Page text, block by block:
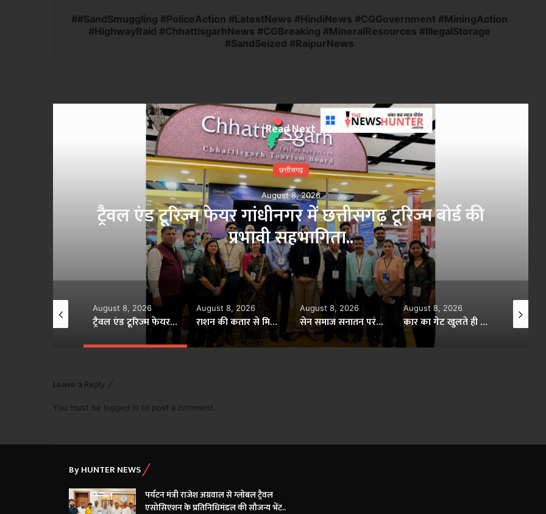
#SandSmuggling #PoliceAction #LatestNews #HindiNews #CGGovernment #MiningAction
#HighwayRaid #ChhattisgarhNews #CGBreaking #MineralResources #IllegalStorage
#SandSeized #RaipurNews
Read Next
छत्तीसगढ़
August 8, 2026
राशन की कतार से मिलेगी मुक्ति, बायोमेट्रिक प्रमाणीकरण के
जरिए 24×7 घंटे खाद्यान्न- मंत्री दयालदास बघेल..
August 8, 2026
राशन की कतार से मिलेगी मुक्ति, बायोमेट्रिक प्रमाणीकरण के जरिए 24×7 घंटे खाद्यान्न- मंत्री दयालदास बघेल..
August 8, 2026
सेन समाज सनातन परंपराओं और सामाजिक समरसता का मजबूत आधार : CM विष्णु देव साय..
August 8, 2026
कार का गेट खुलते ही सड़क पर गिरा बाइक सवार, पिकअप ने रौंदा..
August 8, 2026
ऑयल पाम से लेकर आम-लीची, स्ट्रॉबेरी, टमाटर और फूलगोभी की खेती से बढ़ी आय..
Leave a Reply
You must be logged in to post a comment.
×
By HUNTER NEWS
पर्यटन मंत्री राजेश अग्रवाल से ग्लोबल ट्रैवल
एसोसिएशन के प्रतिनिधिमंडल की सौजन्य भेंट..